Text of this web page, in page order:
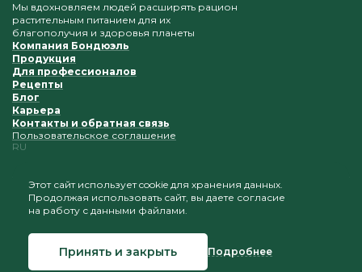
Мы вдохновляем людей расширять рацион
растительным питанием для их
благополучия и здоровья планеты
Компания Бондюэль
Продукция
Для профессионалов
Рецепты
Блог
Карьера
Контакты и обратная связь
Пользовательское соглашение
RU
Приветствуется копирование и размещение
материалов при условии сохранения ссылки на наш
© 2026 Бондюэль Россия
Создание сайта
Этот сайт использует cookie для хранения данных.
Продолжая использовать сайт, вы даете согласие
на работу с данными файлами.
Принять и закрыть Подробнее